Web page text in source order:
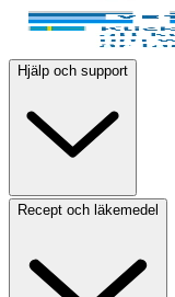
Hjälp och support
Recept och läkemedel